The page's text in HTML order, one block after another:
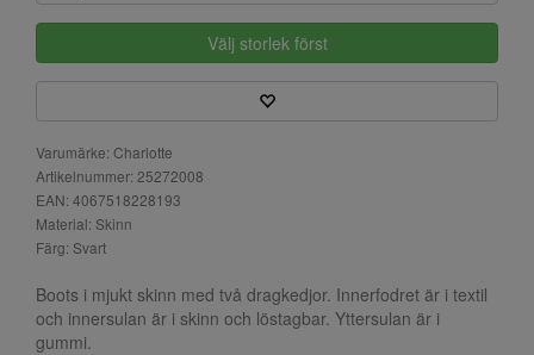
Välj storlek först
Varumärke: Charlotte
Artikelnummer: 25272008
EAN: 4067518228193
Material: Skinn
Färg: Svart
Boots i mjukt skinn med två dragkedjor. Innerfodret är i textil
och innersulan är i skinn och löstagbar. Yttersulan är i
gummi.